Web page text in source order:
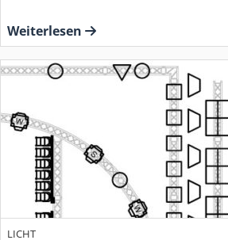
Weiterlesen
LICHT